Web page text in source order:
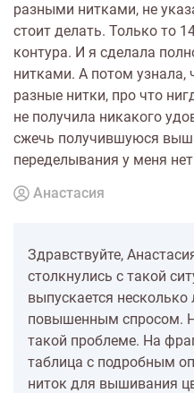
разными нитками, не
стоит делать. Только то
контура. И я сделала
нитками. А потом узнала,
разные нитки, про что
не получила никакого
сжечь получившуюся
переделывания у меня
Анастасия
Здравствуйте,
столкнулись с такой
выпускается несколько
повышенным спросом.
такой проблеме. На
таблица с подробным
ниток для вышивания